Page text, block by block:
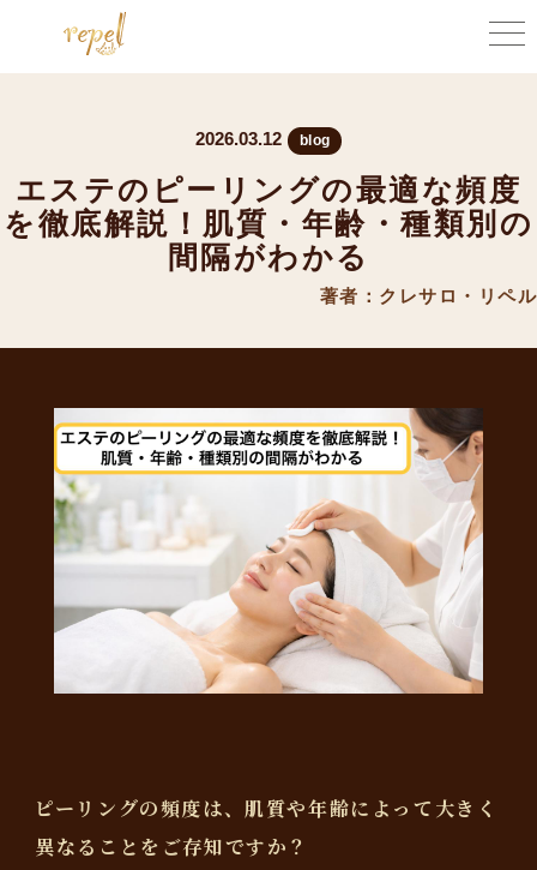
2026.03.12 blog
エステのピーリングの最適な頻度
を徹底解説！肌質・年齢・種類別の
間隔がわかる
著者：クレサロ・リペル
ピーリングの頻度は、肌質や年齢によって大きく
異なることをご存知ですか？